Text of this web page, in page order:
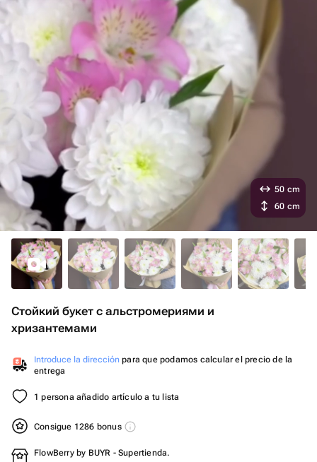
Стойкий букет с альстромериями и
хризантемами
Introduce la dirección para que podamos calcular el precio de la
entrega
1 persona añadido artículo a tu lista
Consigue 1286 bonus
FlowBerry by BUYR - Supertienda.
50 cm
60 cm